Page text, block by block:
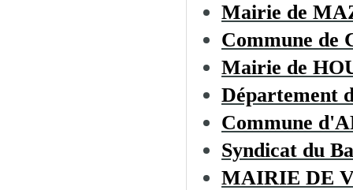
Mairie de
Commune de
Mairie de
Département
Commune
Syndicat du
MAIRIE DE